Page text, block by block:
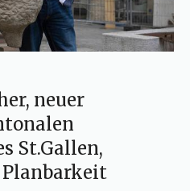
neuer
St.Gallen,